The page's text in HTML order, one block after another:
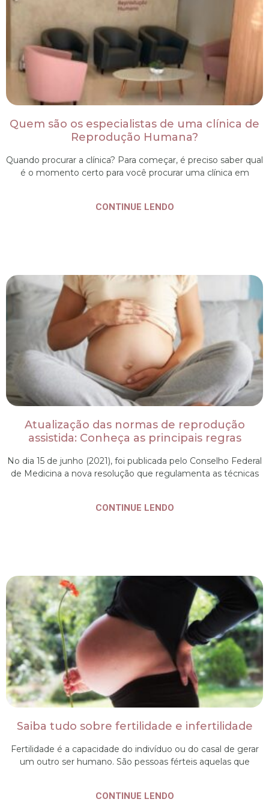
Quem são os especialistas de uma clínica de
Reprodução Humana?
Quando procurar a clínica? Para começar, é preciso saber qual
é o momento certo para você procurar uma clínica em
CONTINUE LENDO
Atualização das normas de reprodução
assistida: Conheça as principais regras
No dia 15 de junho (2021), foi publicada pelo Conselho Federal
de Medicina a nova resolução que regulamenta as técnicas
CONTINUE LENDO
Saiba tudo sobre fertilidade e infertilidade
Fertilidade é a capacidade do indivíduo ou do casal de gerar
um outro ser humano. São pessoas férteis aquelas que
CONTINUE LENDO